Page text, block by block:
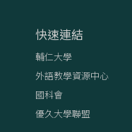
快速連結
輔仁大學
外語教學資源中心
國科會
優久大學聯盟